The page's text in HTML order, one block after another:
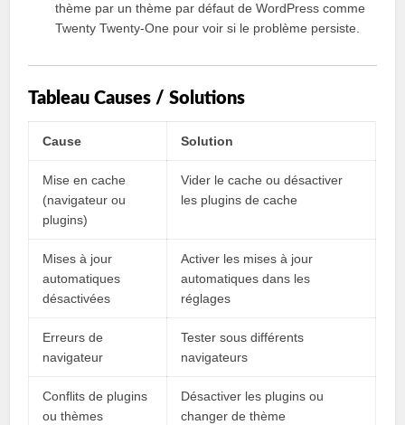
thème par un thème par défaut de WordPress comme
Twenty Twenty-One pour voir si le problème persiste.
Tableau Causes / Solutions
Cause Solution
Mise en cache
(navigateur ou
plugins)
Vider le cache ou désactiver
les plugins de cache
Mises à jour
automatiques
désactivées
Activer les mises à jour
automatiques dans les
réglages
Erreurs de
navigateur
Tester sous différents
navigateurs
Conflits de plugins
ou thèmes
Désactiver les plugins ou
changer de thème